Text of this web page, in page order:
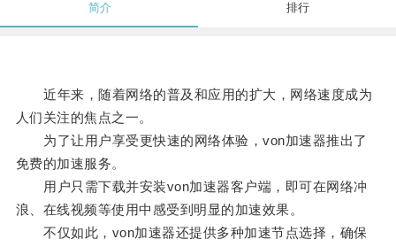
简介 排行
近年来，随着网络的普及和应用的扩大，网络速度成为
人们关注的焦点之一。
为了让用户享受更快速的网络体验，von加速器推出了
免费的加速服务。
用户只需下载并安装von加速器客户端，即可在网络冲
浪、在线视频等使用中感受到明显的加速效果。
不仅如此，von加速器还提供多种加速节点选择，确保